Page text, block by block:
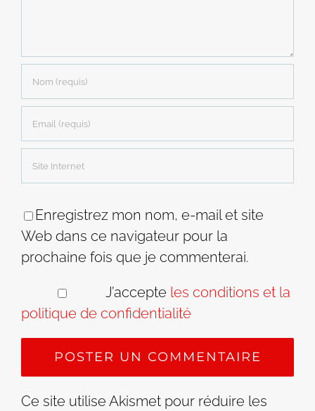
Enregistrez mon nom, e-mail et site
Web dans ce navigateur pour la
prochaine fois que je commenterai.
J’accepte les conditions et la
politique de confidentialité
Ce site utilise Akismet pour réduire les